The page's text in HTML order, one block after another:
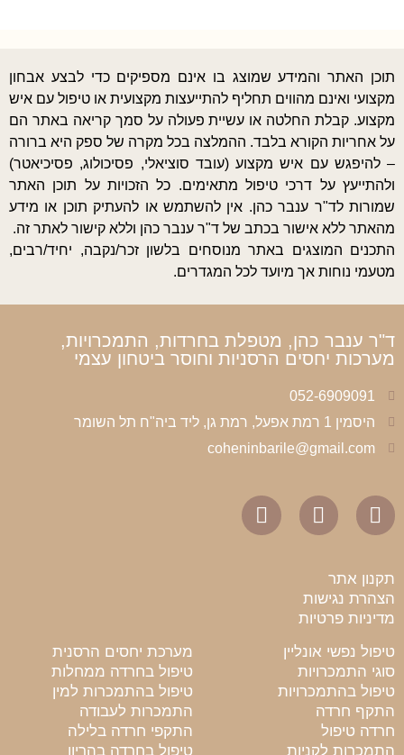
תוכן האתר והמידע שמוצג בו אינם מספיקים כדי לבצע אבחון
מקצועי ואינם מהווים תחליף להתייעצות מקצועית או טיפול עם איש
מקצוע. קבלת החלטה או עשיית פעולה על סמך קריאה באתר הם
על אחריות הקורא בלבד. ההמלצה בכל מקרה של ספק היא ברורה
– להיפגש עם איש מקצוע (עובד סוציאלי, פסיכולוג, פסיכיאטר)
ולהתייעץ על דרכי טיפול מתאימים. כל הזכויות על תוכן האתר
שמורות לד"ר ענבר כהן. אין להשתמש או להעתיק תוכן או מידע
מהאתר ללא אישור בכתב של ד"ר ענבר כהן וללא קישור לאתר זה.
התכנים המוצגים באתר מנוסחים בלשון זכר/נקבה, יחיד/רבים,
מטעמי נוחות אך מיועד לכל המגדרים.
ד"ר ענבר כהן, מטפלת בחרדות, התמכרויות,
מערכות יחסים הרסניות וחוסר ביטחון עצמי
052-6909091
היסמין 1 רמת אפעל, רמת גן, ליד ביה"ח תל השומר
coheninbarile@gmail.com
תקנון אתר
הצהרת נגישות
מדיניות פרטיות
טיפול נפשי אונליין
סוגי התמכרויות
טיפול בהתמכרויות
התקף חרדה
חרדה טיפול
התמכרות לקניות
מערכת יחסים הרסנית
טיפול בחרדה ממחלות
טיפול בהתמכרות למין
התמכרות לעבודה
התקפי חרדה בלילה
טיפול בחרדה בהריון